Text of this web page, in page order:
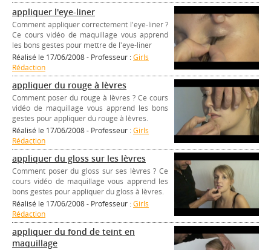
appliquer l'eye-liner
Comment appliquer correctement l'eye-liner ?
Ce cours vidéo de maquillage vous apprend
les bons gestes pour mettre de l'eye-liner
Réalisé le 17/06/2008 - Professeur :Girls
Rédaction
appliquer du rouge à lèvres
Comment poser du rouge à lèvres ? Ce cours
vidéo de maquillage vous apprend les bons
gestes pour appliquer du rouge à lèvres.
Réalisé le 17/06/2008 - Professeur :Girls
Rédaction
appliquer du gloss sur les lèvres
Comment poser du gloss sur ses lèvres ? Ce
cours vidéo de maquillage vous apprend les
bons gestes pour appliquer du gloss à lèvres.
Réalisé le 17/06/2008 - Professeur :Girls
Rédaction
appliquer du fond de teint en
maquillage